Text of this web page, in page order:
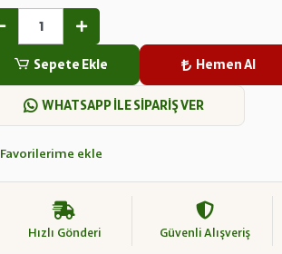
Sepete Ekle Hemen Al
WHATSAPP İLE SİPARİŞ VER
Favorilerime ekle
Hızlı Gönderi Güvenli Alışveriş